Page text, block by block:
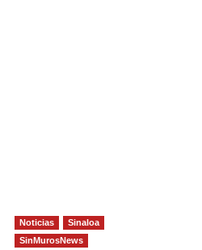
Noticias
Sinaloa
SinMurosNews